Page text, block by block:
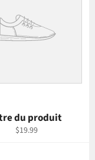
du produit
$19.99